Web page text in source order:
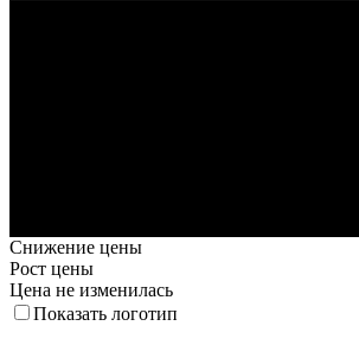
Снижение цены
Рост цены
Цена не изменилась
Показать логотип